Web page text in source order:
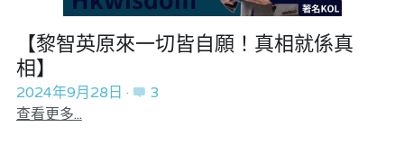
【黎智英原來一切皆自願！真相就係真
相】
2024年9月28日 ·
3
查看更多...